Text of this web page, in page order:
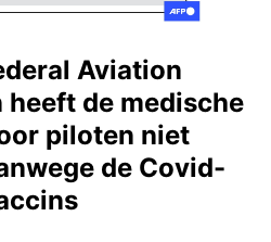
Aviation
de medische
piloten niet
de Covid-